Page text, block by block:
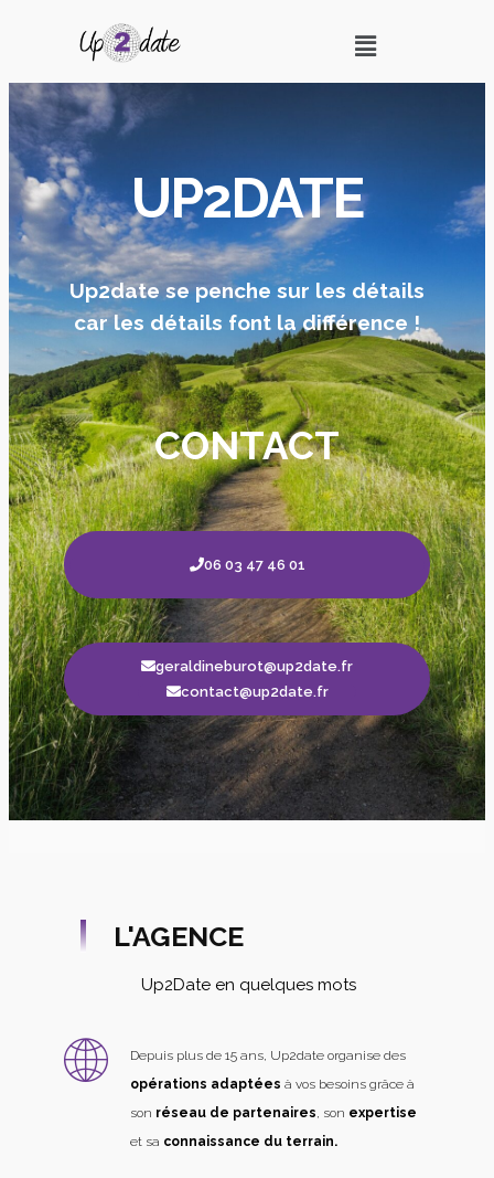
UP2DATE
Up2date se penche sur les détails
car les détails font la différence !
CONTACT
06 03 47 46 01
geraldineburot@up2date.fr
contact@up2date.fr
L'AGENCE
Up2Date en quelques mots
Depuis plus de 15 ans, Up2date organise des
opérations adaptées à vos besoins grâce à
son réseau de partenaires, son expertise
et sa connaissance du terrain.